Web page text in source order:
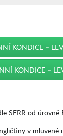
KONDICE –
KONDICE –
SERR od úrovně
v mluvené